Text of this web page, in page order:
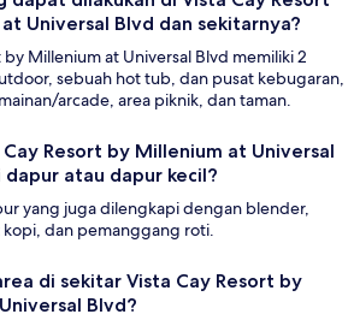
Universal Blvd dan sekitarnya?
by Millenium at Universal Blvd memiliki 2
sebuah hot tub, dan pusat kebugaran,
arcade, area piknik, dan taman.
Resort by Millenium at Universal
atau dapur kecil?
yang juga dilengkapi dengan blender,
dan pemanggang roti.
di sekitar Vista Cay Resort by
Blvd?